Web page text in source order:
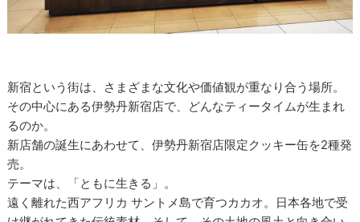
新宿という街は、さまざまな文化や価値観が重なり合う場所。
その中心にある伊勢丹新宿店で、どんなティータイムが生まれ
るのか。
新店舗の誕生にあわせて、伊勢丹新宿店限定クッキー缶を2種発
売。
テーマは、「ともに生きる」。
遠く離れた西アフリカ サントメ島で育つカカオ。日本各地で受